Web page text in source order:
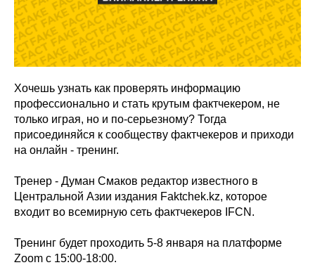
Хочешь узнать как проверять информацию
профессионально и стать крутым фактчекером, не
только играя, но и по-серьезному? Тогда
присоединяйся к сообществу фактчекеров и приходи
на онлайн - тренинг.
Тренер - Думан Смаков редактор известного в
Центральной Азии издания Faktchek.kz, которое
входит во всемирную сеть фактчекеров IFCN.
Тренинг будет проходить 5-8 января на платформе
Zoom с 15:00-18:00.